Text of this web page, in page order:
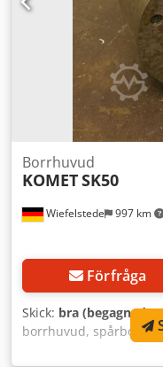
Wiefelstede 997 km
Borrhuvud
KOMETSK50
Förfråga
Skick: bra (begagnad),
borrhuvud,
uppluckringshuvud,